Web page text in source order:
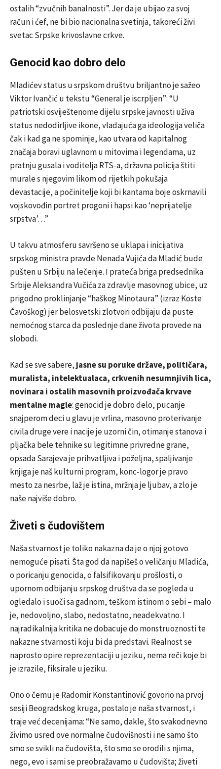
ostalih “zvučnih banalnosti”. Jer da je ubijao za svoj
račun i ćef, ne bi bio nacionalna svetinja, takoreći živi
svetac Srpske krivoslavne crkve.
Genocid kao dobro delo
Mladićev status u srpskom društvu briljantno je sažeo
Viktor Ivančić u tekstu “General je iscrpljen”: “U
patriotski osviještenome dijelu srpske javnosti uživa
status nedodirljive ikone, vladajuća ga ideologija veliča
čak i kad ga ne spominje, kao utvara od kapitalnog
značaja boravi uglavnom u mitovima i legendama, uz
pratnju gusala i voditelja RTS-a, državna policija štiti
murale s njegovim likom od rijetkih pokušaja
devastacije, a počinitelje koji bi kantama boje oskrnavili
vojskovođin portret progoni i hapsi kao ‘neprijatelje
srpstva’…”
U takvu atmosferu savršeno se uklapa i inicijativa
srpskog ministra pravde Nenada Vujića da Mladić bude
pušten u Srbiju na lečenje. I prateća briga predsednika
Srbije Aleksandra Vučića za zdravlje masovnog ubice, uz
prigodno proklinjanje “haškog Minotaura” (izraz Koste
Čavoškog) jer belosvetski zlotvori odbijaju da puste
nemoćnog starca da poslednje dane života provede na
slobodi.
Kad se sve sabere, jasne su poruke države, političara,
muralista, intelektualaca, crkvenih nesumnjivih lica,
novinara i ostalih masovnih proizvođača krvave
mentalne magle: genocid je dobro delo, pucanje
snajperom deci u glavu je vrlina, masovno proterivanje
civila druge vere i nacije je uzorni čin, otimanje stanova i
pljačka bele tehnike su legitimne privredne grane,
opsada Sarajeva je prihvatljiva i poželjna, spaljivanje
knjiga je naš kulturni program, konc-logor je pravo
mesto za nesrbe, laž je istina, mržnja je ljubav, a zlo je
naše najviše dobro.
Živeti s čudovištem
Naša stvarnost je toliko nakazna da je o njoj gotovo
nemoguće pisati. Šta god da napišeš o veličanju Mladića,
o poricanju genocida, o falsifikovanju prošlosti, o
upornom odbijanju srpskog društva da se pogleda u
ogledalo i suoči sa gadnom, teškom istinom o sebi – malo
je, nedovoljno, slabo, nedostatno, neadekvatno. I
najradikalnija kritika ne dobacuje do monstruoznosti te
nakazne stvarnosti koju bi da predstavi. Realnost se
naprosto opire reprezentaciji u jeziku, nema reči koje bi
je izrazile, fiksirale u jeziku.
Ono o čemu je Radomir Konstantinović govorio na prvoj
sesiji Beogradskog kruga, postalo je naša stvarnost, i
traje već decenijama: “Ne samo, dakle, što svakodnevno
živimo usred ove normalne čudovišnosti i ne samo što
smo se svikli na čudovišta, što smo se orodili s njima,
nego, evo i sami se preobražavamo u čudovišta; živeti